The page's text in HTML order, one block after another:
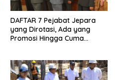
DAFTAR 7 Pejabat Jepara
yang Dirotasi, Ada yang
Promosi Hingga Cuma